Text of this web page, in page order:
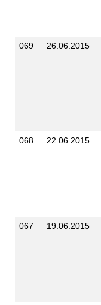
069
26.06.2015
068
22.06.2015
067
19.06.2015